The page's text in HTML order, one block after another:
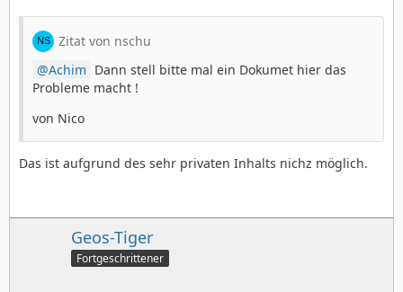
Zitat von nschu
Achim Dann stell bitte mal ein Dokumet hier das
Probleme macht !
von Nico
Das ist aufgrund des sehr privaten Inhalts nichz möglich.
Geos-Tiger
Fortgeschrittener